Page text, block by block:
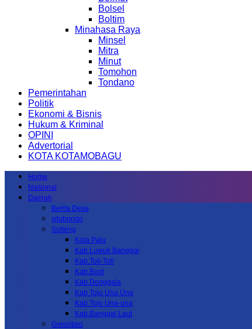
Bolsel
Boltim
Minahasa Raya
Minsel
Mitra
Minut
Tomohon
Tondano
Pemerintahan
Politik
Ekonomi & Bisnis
Hukum & Kriminal
OPINI
Advertorial
KOTA KOTAMOBAGU
Home
Nasional
Daerah
Berita Desa
situbondo
Sulteng
Kota Palu
Kab.Luwuk Banggai
Kab.Toli-Toli
Kab.Buol
Kab.Donggala
Kab Tojo Una Una
Kab.Tojo Una-una
Kab.Banggai Laut
Gorontalo